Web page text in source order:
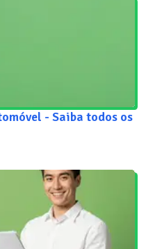
- Saiba todos os